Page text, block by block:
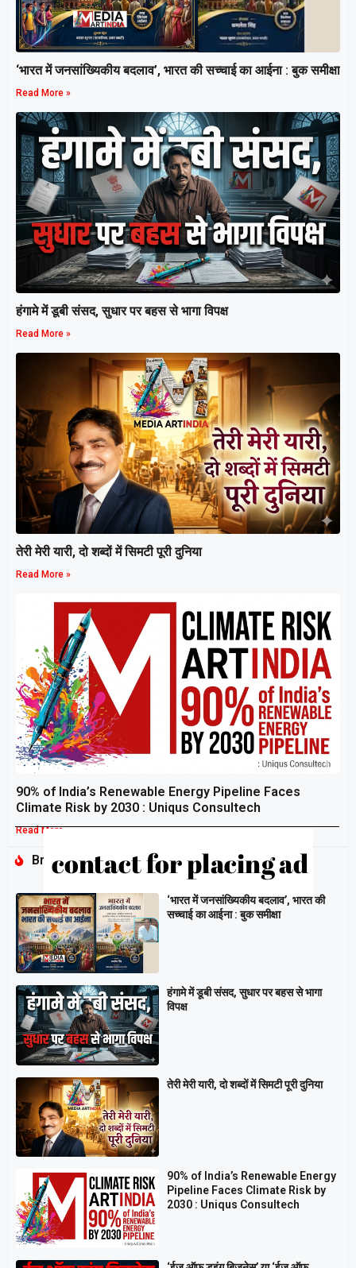
‘भारत में जनसांख्यिकीय बदलाव’, भारत की सच्चाई का आईना : बुक समीक्षा
Read More »
हंगामे में डूबी संसद, सुधार पर बहस से भागा विपक्ष
Read More »
तेरी मेरी यारी, दो शब्दों में सिमटी पूरी दुनिया
Read More »
90% of India’s Renewable Energy Pipeline Faces
Climate Risk by 2030 : Uniqus Consultech
Read More »
Breaking
‘भारत में जनसांख्यिकीय बदलाव’, भारत की
सच्चाई का आईना : बुक समीक्षा
हंगामे में डूबी संसद, सुधार पर बहस से भागा
विपक्ष
तेरी मेरी यारी, दो शब्दों में सिमटी पूरी दुनिया
90% of India’s Renewable Energy
Pipeline Faces Climate Risk by
2030 : Uniqus Consultech